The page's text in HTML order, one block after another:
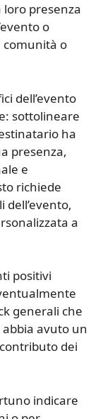
presenza
o
comunità o
dell’evento
sottolineare
ha
presenza,
e
richiede
a
positivi
generali che
abbia avuto un
dei
indicare